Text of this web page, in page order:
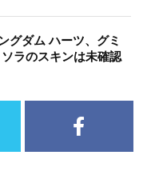
グダム ハーツ、グミ
ラのスキンは未確認